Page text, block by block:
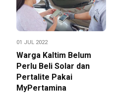
01 JUL 2022
Warga Kaltim Belum
Perlu Beli Solar dan
Pertalite Pakai
MyPertamina